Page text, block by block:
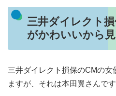
三井ダイレクト
がかわいいから
三井ダイレクト損保のCMの
ますが、それは本田翼さんです